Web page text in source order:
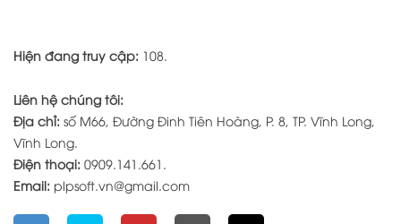
Hiện đang truy cập: 108.
Liên hệ chúng tôi:
Địa chỉ: số M66, Đường Đinh Tiên Hoàng, P. 8, TP. Vĩnh Long,
Vĩnh Long.
Điện thoại: 0909.141.661.
Email: plpsoft.vn@gmail.com